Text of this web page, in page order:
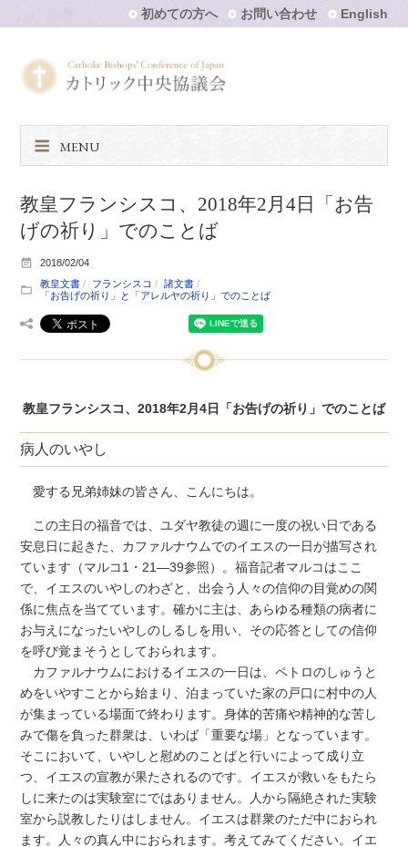
初めての方へ お問い合わせ English
MENU
教皇フランシスコ、2018年2月4日「お告
げの祈り」でのことば
2018/02/04
教皇文書
フランシスコ
諸文書
「お告げの祈り」と「アレルヤの祈り」でのことば
教皇フランシスコ、2018年2月4日「お告げの祈り」でのことば
病人のいやし
愛する兄弟姉妹の皆さん、こんにちは。
この主日の福音では、ユダヤ教徒の週に一度の祝い日である
安息日に起きた、カファルナウムでのイエスの一日が描写され
ています（マルコ1・21―39参照）。福音記者マルコはここ
で、イエスのいやしのわざと、出会う人々の信仰の目覚めの関
係に焦点を当てています。確かに主は、あらゆる種類の病者に
お与えになったいやしのしるしを用い、その応答としての信仰
を呼び覚まそうとしておられます。
カファルナウムにおけるイエスの一日は、ペトロのしゅうと
めをいやすことから始まり、泊まっていた家の戸口に村中の人
が集まっている場面で終わります。身体的苦痛や精神的な苦し
みで傷を負った群衆は、いわば「重要な場」となっています。
そこにおいて、いやしと慰めのことばと行いによって成り立
つ、イエスの宣教が果たされるのです。イエスが救いをもたら
しに来たのは実験室にではありません。人から隔絶された実験
室から説教したりはしません。イエスは群衆のただ中におられ
ます。人々の真ん中におられます。考えてみてください。イエ